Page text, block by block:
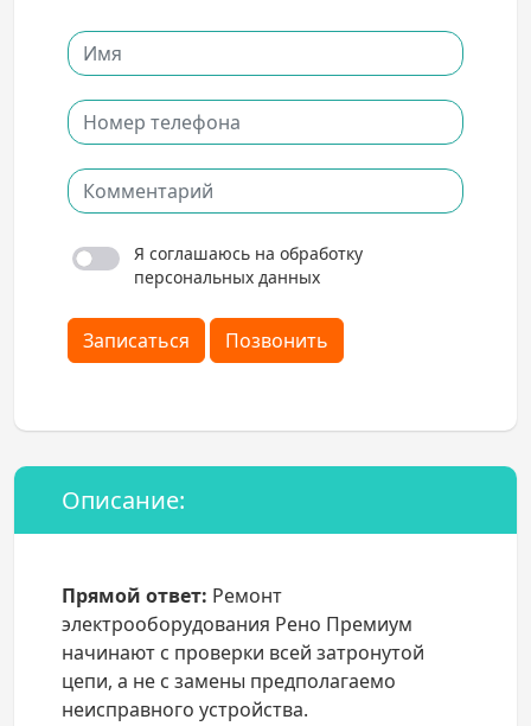
Я соглашаюсь на обработку
персональных данных
Записаться Позвонить
Описание:
Прямой ответ: Ремонт
электрооборудования Рено Премиум
начинают с проверки всей затронутой
цепи, а не с замены предполагаемо
неисправного устройства.